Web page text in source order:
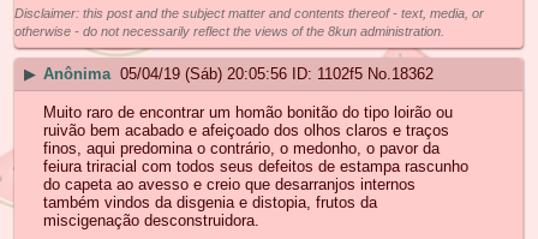
Disclaimer: this post and the subject matter and contents thereof - text, media, or
otherwise - do not necessarily reflect the views of the 8kun administration.
▶ Anônima 05/04/19 (Sáb) 20:05:56 1102f5 No.18362
Muito raro de encontrar um homão bonitão do tipo loirão ou
ruivão bem acabado e afeiçoado dos olhos claros e traços
finos, aqui predomina o contrário, o medonho, o pavor da
feiura triracial com todos seus defeitos de estampa rascunho
do capeta ao avesso e creio que desarranjos internos
também vindos da disgenia e distopia, frutos da
miscigenação desconstruidora.